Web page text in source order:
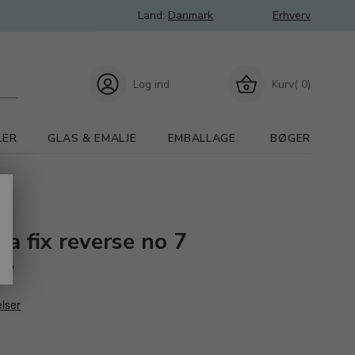
Land: Danmark Erhverv
Kurv( 0)
Log ind
GLAS & EMALJE EMBALLAGE BØGER
fix reverse no 7